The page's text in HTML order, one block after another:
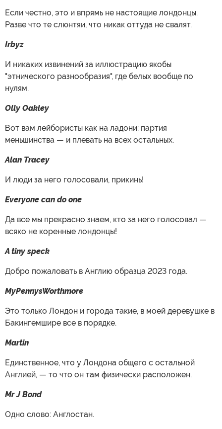
Если честно, это и впрямь не настоящие лондонцы.
Разве что те слюнтяи, что никак оттуда не свалят.
Irbyz
И никаких извинений за иллюстрацию якобы
"этнического разнообразия", где белых вообще по
нулям.
Olly Oakley
Вот вам лейбористы как на ладони: партия
меньшинства — и плевать на всех остальных.
Alan Tracey
И люди за него голосовали, прикинь!
Everyone can do one
Да все мы прекрасно знаем, кто за него голосовал —
всяко не коренные лондонцы!
A tiny speck
Добро пожаловать в Англию образца 2023 года.
MyPennysWorthmore
Это только Лондон и города такие, в моей деревушке в
Бакингемшире все в порядке.
Martin
Единственное, что у Лондона общего с остальной
Англией, — то что он там физически расположен.
Mr J Bond
Одно слово: Англостан.